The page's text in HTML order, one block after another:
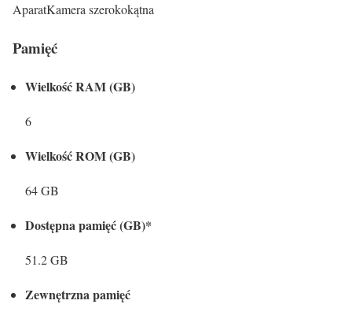
AparatKamera szerokokątna
Pamięć
Wielkość RAM (GB)
6
Wielkość ROM (GB)
64 GB
Dostępna pamięć (GB)*
51.2 GB
Zewnętrzna pamięć